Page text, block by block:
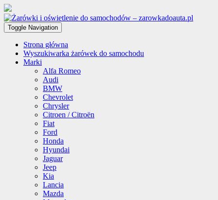
Toggle Navigation
Strona główna
Wyszukiwarka żarówek do samochodu
Marki
Alfa Romeo
Audi
BMW
Chevrolet
Chrysler
Citroen / Citroën
Fiat
Ford
Honda
Hyundai
Jaguar
Jeep
Kia
Lancia
Mazda